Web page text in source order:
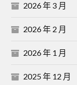
2026 年 3 月
2026 年 2 月
2026 年 1 月
2025 年 12 月